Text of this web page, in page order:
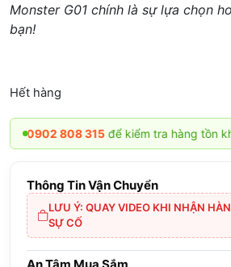
Monster G01 chính là sự lựa chọn
bạn!
Hết hàng
0902 808 315để kiểm tra hàng tồn kho
Thông Tin Vận Chuyển
LƯU Ý: QUAY VIDEO KHI NHẬN
SỰ CỐ